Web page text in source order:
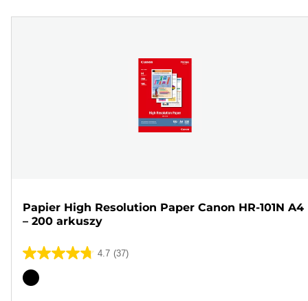
Papier High Resolution Paper Canon HR-101N A4
– 200 arkuszy
4.7 (37)
4.7
na
Wkład